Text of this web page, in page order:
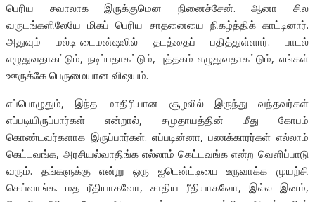
பெரிய சவாலாக இருக்குமென நினைச்சேன். ஆனா சில
வருடங்களிலேயே மிகப் பெரிய சாதனையை நிகழ்த்திக் காட்டினார்.
அதுவும் மல்டி-டைமன்ஷலில் தடத்தைப் பதித்துள்ளார். பாடல்
எழுதுவதாகட்டும், நடிப்பதாகட்டும், புத்தகம் எழுதுவதாகட்டும், எங்கள்
ஊருக்கே பெருமையான விஷயம்.
எப்பொழுதும், இந்த மாதிரியான சூழலில் இருந்து வந்தவர்கள்
எப்படியிருப்பார்கள் என்றால், சமுதாயத்தின் மீது கோபம்
கொண்டவர்களாக இருப்பார்கள். எப்படின்னா, பணக்காரர்கள் எல்லாம்
கெட்டவங்க, அரசியல்வாதிங்க எல்லாம் கெட்டவங்க என்ற வெளிப்பாடு
வரும். தங்களுக்கு என்று ஒரு ஐடென்ட்டியை உருவாக்க முயற்சி
செய்வாங்க. மத ரீதியாகவோ, சாதிய ரீதியாகவோ, இல்ல இனம்,